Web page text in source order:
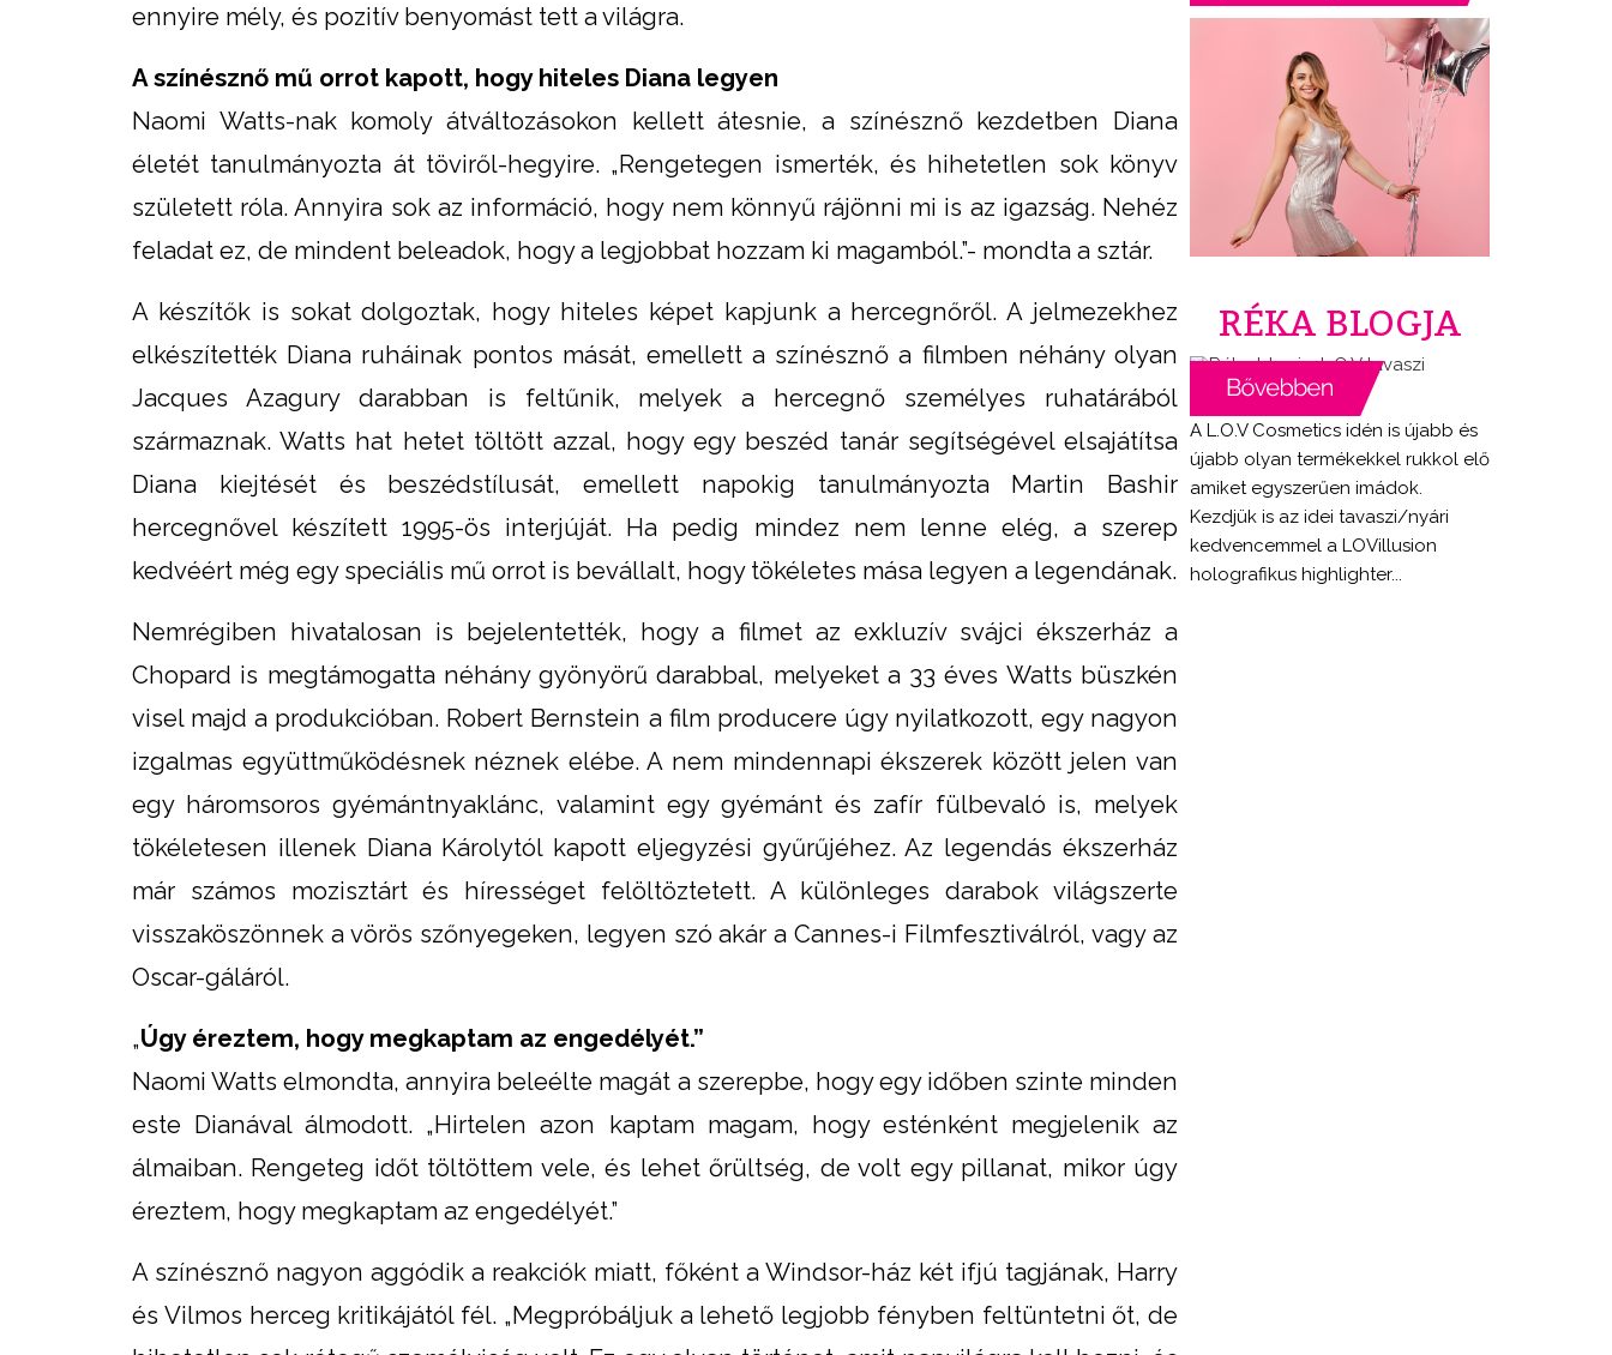
ennyire mély, és pozitív benyomást tett a világra.
A színésznő mű orrot kapott, hogy hiteles Diana legyen
Naomi Watts-nak komoly átváltozásokon kellett átesnie, a színésznő kezdetben Diana
életét tanulmányozta át töviről-hegyire. „Rengetegen ismerték, és hihetetlen sok könyv
született róla. Annyira sok az információ, hogy nem könnyű rájönni mi is az igazság. Nehéz
feladat ez, de mindent beleadok, hogy a legjobbat hozzam ki magamból.”- mondta a sztár.
A készítők is sokat dolgoztak, hogy hiteles képet kapjunk a hercegnőről. A jelmezekhez
elkészítették Diana ruháinak pontos mását, emellett a színésznő a filmben néhány olyan
Jacques Azagury darabban is feltűnik, melyek a hercegnő személyes ruhatárából
származnak. Watts hat hetet töltött azzal, hogy egy beszéd tanár segítségével elsajátítsa
Diana kiejtését és beszédstílusát, emellett napokig tanulmányozta Martin Bashir
hercegnővel készített 1995-ös interjúját. Ha pedig mindez nem lenne elég, a szerep
kedvéért még egy speciális mű orrot is bevállalt, hogy tökéletes mása legyen a legendának.
Nemrégiben hivatalosan is bejelentették, hogy a filmet az exkluzív svájci ékszerház a
Chopard is megtámogatta néhány gyönyörű darabbal, melyeket a 33 éves Watts büszkén
visel majd a produkcióban. Robert Bernstein a film producere úgy nyilatkozott, egy nagyon
izgalmas együttműködésnek néznek elébe. A nem mindennapi ékszerek között jelen van
egy háromsoros gyémántnyaklánc, valamint egy gyémánt és zafír fülbevaló is, melyek
tökéletesen illenek Diana Károlytól kapott eljegyzési gyűrűjéhez. Az legendás ékszerház
már számos mozisztárt és hírességet felöltöztetett. A különleges darabok világszerte
visszaköszönnek a vörös szőnyegeken, legyen szó akár a Cannes-i Filmfesztiválról, vagy az
Oscar-gáláról.
„Úgy éreztem, hogy megkaptam az engedélyét.”
Naomi Watts elmondta, annyira beleélte magát a szerepbe, hogy egy időben szinte minden
este Dianával álmodott. „Hirtelen azon kaptam magam, hogy esténként megjelenik az
álmaiban. Rengeteg időt töltöttem vele, és lehet őrültség, de volt egy pillanat, mikor úgy
éreztem, hogy megkaptam az engedélyét.”
A színésznő nagyon aggódik a reakciók miatt, főként a Windsor-ház két ifjú tagjának, Harry
és Vilmos herceg kritikájától fél. „Megpróbáljuk a lehető legjobb fényben feltüntetni őt, de
RÉKA BLOGJA
A L.O.V Cosmetics idén is újabb és
újabb olyan termékekkel rukkol elő
amiket egyszerűen imádok.
Kezdjük is az idei tavaszi/nyári
kedvencemmel a LOVillusion
holografikus highlighter...